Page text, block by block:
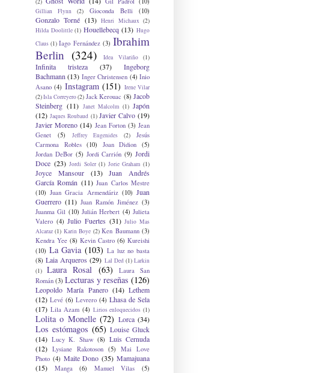
Gillian Flynn (2) Gioconda Belli (10)
Gonzalo Torné (13) Henri Michaux (2)
Hilda Doolittle (1) Houellebecq (13) Hugo
Claus (1) Iago Fernández (3) Ibrahim
Berlin (324) Idea Vilariño (1)
Infinita tristeza (37)
Ingeborg
Bachmann (13) Inger Christensen (4) Inio
Asano (4) Instagram (151) Irene Vilar
(2)Isla Correyero(2) Jack Kerouac (8) Jacob
Steinberg (11) Janet Malcolm (1) Japón
(12) Jaques Roubaud (1) Javier Calvo (19)
Javier Moreno (14) Jean Forton (3) Jean
Genet
(5) Jeffrey Eugenides (2)
Jesús
Carmona Robles
(10) Joan Didion
(5)
Jordan DeBor (5) Jordi Carrión (9) Jordi
Doce (23) Jordi Soler (1) Jorie Graham (1)
Joyce Mansour (13)
Juan Andrés
García Román (11) Juan Carlos Mestre
(10) Juan Gracia Armendáriz (10) Juan
Guerrero (11) Juan Ramón Jiménez (3)
Juanma Gil (10) Julián Herbert (4) Julieta
Valero (4) Julio Fuertes (31) Julio Mas
Alcaraz (1) Karin Boye (2) Ken Baumann (3)
Kendra Yee (8) Kevin Castro (6) Kureishi
(10) La Gavia (103) La luz no basta
(8) Laia Arqueros (29) Lal Ded (1) Larkin
(1)
Laura Rosal (63)
Laura San
Román (3) Lecturas y reseñas (126)
Leopoldo María Panero (14) Lethem
(12) Levé (6) Levrero (4) Lhasa de Sela
(17) Lila Azam (4) Lirios enloquecidos (1)
Lolita o Monelle (72) Lorca (34)
Los estómagos (65) Louise Gluck
(14) Lucy K. Shaw (8) Luis Cernuda
(12) Lysiane Rakotoson (5)
Mai Love
Photo (4) Maite Dono (35) Mamajuana
(15)
Manga (6) Manuel Vilas (5)